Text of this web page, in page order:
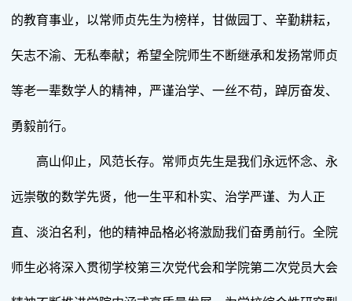
的教育事业，以常师贞先生为榜样，甘做园丁、辛勤耕耘，
矢志不渝、无私奉献；希望全院师生不断继承和发扬常师贞
等老一辈数学人的精神，严谨治学、一丝不苟，踔厉奋发、
勇毅前行。
高山仰止，风范长存。常师贞先生是我们永远怀念、永
远崇敬的数学先贤，他一生平和朴实、治学严谨、为人正
直、淡泊名利，他的精神品格必将激励我们奋勇前行。全院
师生必将深入贯彻学校第三次党代会和学院第二次党员大会